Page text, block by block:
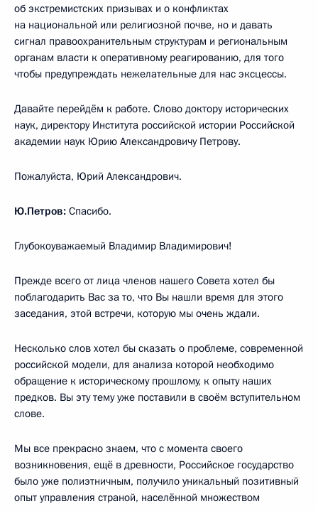
об экстремистских призывах и о конфликтах
на национальной или религиозной почве, но и давать
сигнал правоохранительным структурам и региональным
органам власти к оперативному реагированию, для того
чтобы предупреждать нежелательные для нас эксцессы.
Давайте перейдём к работе. Слово доктору исторических
наук, директору Института российской истории Российской
академии наук Юрию Александровичу Петрову.
Пожалуйста, Юрий Александрович.
Ю.Петров: Спасибо.
Глубокоуважаемый Владимир Владимирович!
Прежде всего от лица членов нашего Совета хотел бы
поблагодарить Вас за то, что Вы нашли время для этого
заседания, этой встречи, которую мы очень ждали.
Несколько слов хотел бы сказать о проблеме, современной
российской модели, для анализа которой необходимо
обращение к историческому прошлому, к опыту наших
предков. Вы эту тему уже поставили в своём вступительном
слове.
Мы все прекрасно знаем, что с момента своего
возникновения, ещё в древности, Российское государство
было уже полиэтничным, получило уникальный позитивный
опыт управления страной, населённой множеством